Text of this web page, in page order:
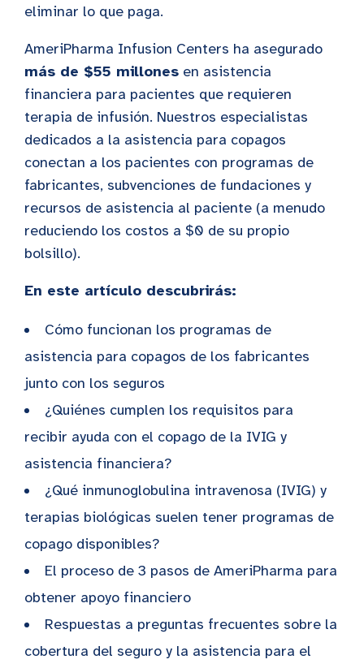
eliminar lo que paga.
AmeriPharma Infusion Centers ha asegurado
más de $55 millones en asistencia
financiera para pacientes que requieren
terapia de infusión. Nuestros especialistas
dedicados a la asistencia para copagos
conectan a los pacientes con programas de
fabricantes, subvenciones de fundaciones y
recursos de asistencia al paciente (a menudo
reduciendo los costos a $0 de su propio
bolsillo).
En este artículo descubrirás:
Cómo funcionan los programas de
asistencia para copagos de los fabricantes
junto con los seguros
¿Quiénes cumplen los requisitos para
recibir ayuda con el copago de la IVIG y
asistencia financiera?
¿Qué inmunoglobulina intravenosa (IVIG) y
terapias biológicas suelen tener programas de
copago disponibles?
El proceso de 3 pasos de AmeriPharma para
obtener apoyo financiero
Respuestas a preguntas frecuentes sobre la
cobertura del seguro y la asistencia para el